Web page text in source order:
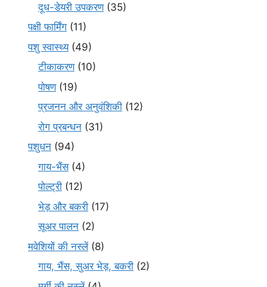
दूध-डेयरी उपकरण(35)
पक्षी फार्मिंग (11)
पशु स्वास्थ्य(49)
टीकाकरण(10)
पोषण(19)
प्रजनन और अनुवंशिकी (12)
रोग प्रबन्धन (31)
पशुधन (94)
गाय-भैंस(4)
पोल्ट्री (12)
भेड़ और बकरी (17)
सूअर पालन (2)
मवेशियों की नस्लें(8)
गाय, भैंस, सुअर भेड़, बकरी (2)